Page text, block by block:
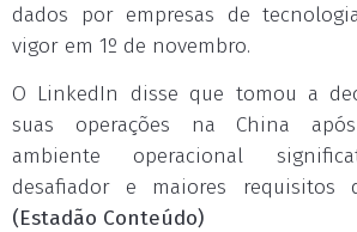
dados por empresas de
vigor em 1º de novembro.
O LinkedIn disse que tomou a
suas operações na China
ambiente operacional
desafiador e maiores requisitos
(Estadão Conteúdo)